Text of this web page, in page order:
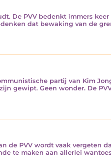
De PVV bedenkt immers
dat bewaking van de
partij van Kim
gewipt. Geen wonder. De
de PVV wordt vaak vergeten
te maken aan allerlei